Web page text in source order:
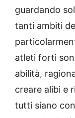
guardando
tanti ambiti
atleti forti
abilità,
creare alibi e
tutti siano